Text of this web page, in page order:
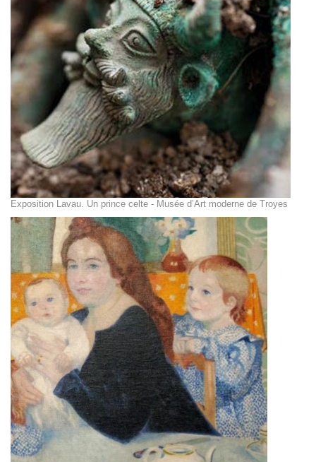
Exposition Lavau. Un prince celte - Musée d’Art moderne de Troyes